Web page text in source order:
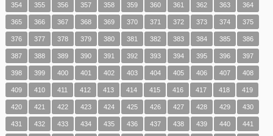
354 355 356 357 358 359 360 361 362 363 364
365 366 367 368 369 370 371 372 373 374 375
376 377 378 379 380 381 382 383 384 385 386
387 388 389 390 391 392 393 394 395 396 397
398 399 400 401 402 403 404 405 406 407 408
409 410 411 412 413 414 415 416 417 418 419
420 421 422 423 424 425 426 427 428 429 430
431 432 433 434 435 436 437 438 439 440 441